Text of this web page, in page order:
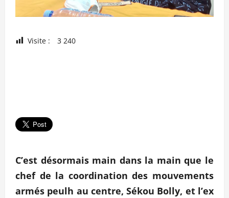
Visite : 3 240
C’est désormais main dans la main que le
chef de la coordination des mouvements
armés peulh au centre, Sékou Bolly, et l’ex